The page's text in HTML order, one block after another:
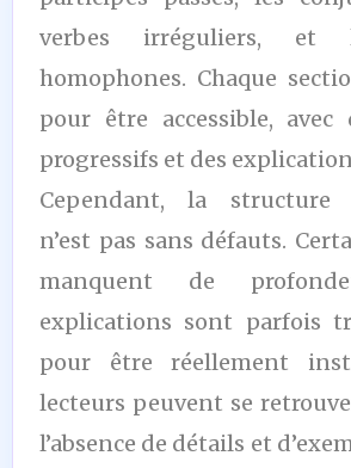
verbes irréguliers, et
homophones. Chaque
pour être accessible, avec
progressifs et des
Cependant, la structure
n’est pas sans défauts.
manquent de
explications sont parfois
pour être réellement
lecteurs peuvent se
l’absence de détails et